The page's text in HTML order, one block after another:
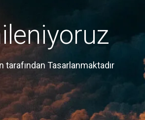
tarafından Tasarlanmaktadır